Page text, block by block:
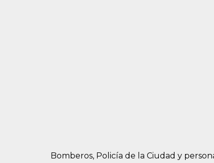
Bomberos, Policía de la Ciudad y